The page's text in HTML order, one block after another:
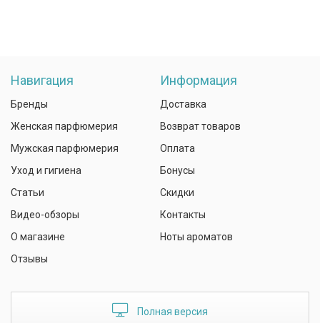
Навигация
Бренды
Женская парфюмерия
Мужская парфюмерия
Уход и гигиена
Статьи
Видео-обзоры
О магазине
Отзывы
Информация
Доставка
Возврат товаров
Оплата
Бонусы
Скидки
Контакты
Ноты ароматов
Полная версия